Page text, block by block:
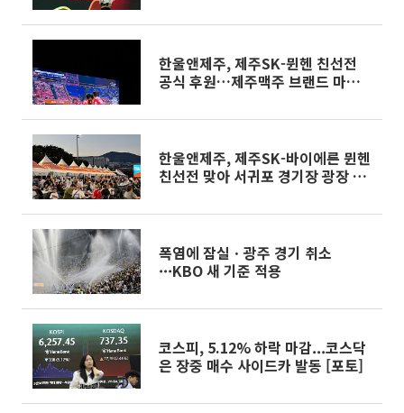
한울앤제주, 제주SK-뮌헨 친선전
공식 후원…제주맥주 브랜드 마케팅
한울앤제주, 제주SK-바이에른 뮌헨
친선전 맞아 서귀포 경기장 광장 비
폭염에 잠실ㆍ광주 경기 취소
···KBO 새 기준 적용
코스피, 5.12% 하락 마감...코스닥
은 장중 매수 사이드카 발동 [포토]